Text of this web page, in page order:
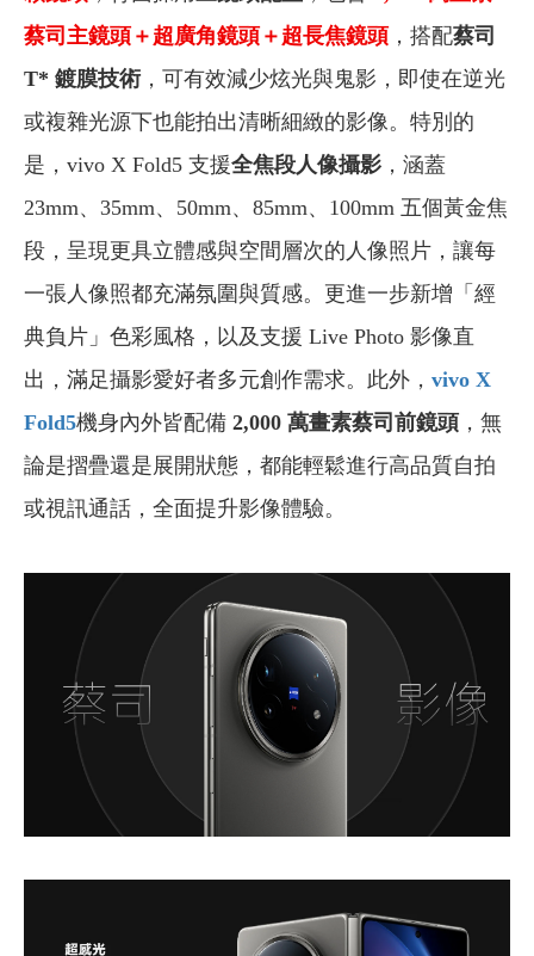
蔡司主鏡頭＋超廣角鏡頭＋超長焦鏡頭 ，搭配蔡司
T* 鍍膜技術，可有效減少炫光與鬼影，即使在逆光
或複雜光源下也能拍出清晰細緻的影像。特別的
是，vivo X Fold5 支援全焦段人像攝影 ，涵蓋
23mm、35mm、50mm、85mm、100mm 五個黃金焦
段，呈現更具立體感與空間層次的人像照片，讓每
一張人像照都充滿氛圍與質感。更進一步新增「經
典負片」色彩風格，以及支援 Live Photo 影像直
出，滿足攝影愛好者多元創作需求。此外， vivo X
Fold5機身內外皆配備 2,000 萬畫素蔡司前鏡頭 ，無
論是摺疊還是展開狀態，都能輕鬆進行高品質自拍
或視訊通話，全面提升影像體驗。